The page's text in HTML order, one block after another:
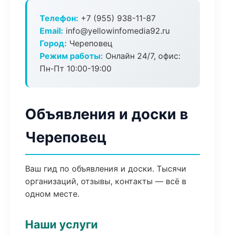
Телефон: +7 (955) 938-11-87
Email: info@yellowinfomedia92.ru
Город: Череповец
Режим работы: Онлайн 24/7, офис:
Пн-Пт 10:00-19:00
Объявления и доски в
Череповец
Ваш гид по объявления и доски. Тысячи
организаций, отзывы, контакты — всё в
одном месте.
Наши услуги